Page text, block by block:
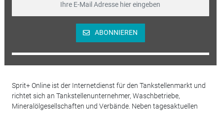
ABONNIEREN
Sprit+ Online ist der Internetdienst für den Tankstellenmarkt und
richtet sich an Tankstellenunternehmer, Waschbetriebe,
Mineralölgesellschaften und Verbände. Neben tagesaktuellen